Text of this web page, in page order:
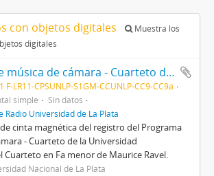
con objetos digitales
Muestra los
digitales
Programa de música de cámara - Cuarteto de la Universidad
F-LR11-CPSUNLP-S1GM-CCUNLP-CC9-CC9a
simple
Sin datos
Radio Universidad de La Plata
cinta magnética del registro del Programa
- Cuarteto de la Universidad
en Fa menor de Maurice Ravel.
Nacional de La Plata